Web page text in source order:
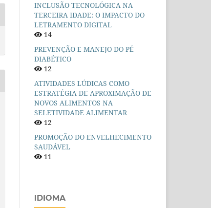
INCLUSÃO TECNOLÓGICA NA
TERCEIRA IDADE: O IMPACTO DO
LETRAMENTO DIGITAL
14
PREVENÇÃO E MANEJO DO PÉ
DIABÉTICO
12
ATIVIDADES LÚDICAS COMO
ESTRATÉGIA DE APROXIMAÇÃO DE
NOVOS ALIMENTOS NA
SELETIVIDADE ALIMENTAR
12
PROMOÇÃO DO ENVELHECIMENTO
SAUDÁVEL
11
IDIOMA